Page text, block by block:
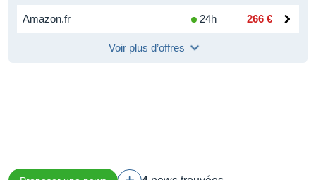
Amazon.fr 24h 266 €
Voir plus d’offres